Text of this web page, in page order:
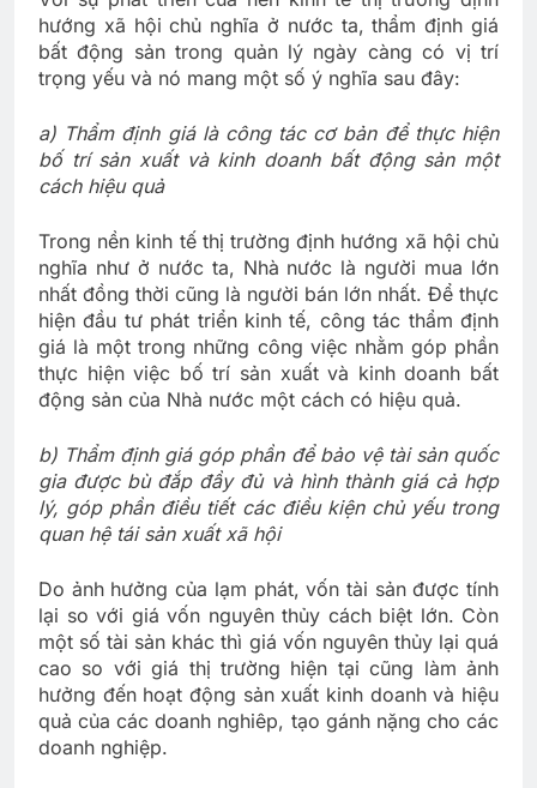
hướng xã hội chủ nghĩa ở nước ta, thẩm định giá
bất động sản trong quản lý ngày càng có vị trí
trọng yếu và nó mang một số ý nghĩa sau đây:
a) Thẩm định giá là công tác cơ bản để thực hiện
bố trí sản xuất và kinh doanh bất động sản một
cách hiệu quả
Trong nền kinh tế thị trường định hướng xã hội chủ
nghĩa như ở nước ta, Nhà nước là người mua lớn
nhất đồng thời cũng là người bán lớn nhất. Để thực
hiện đầu tư phát triển kinh tế, công tác thẩm định
giá là một trong những công việc nhằm góp phần
thực hiện việc bố trí sản xuất và kinh doanh bất
động sản của Nhà nước một cách có hiệu quả.
b) Thẩm định giá góp phần để bảo vệ tài sản quốc
gia được bù đắp đầy đủ và hình thành giá cả hợp
lý, góp phần điều tiết các điều kiện chủ yếu trong
quan hệ tái sản xuất xã hội
Do ảnh hưởng của lạm phát, vốn tài sản được tính
lại so với giá vốn nguyên thủy cách biệt lớn. Còn
một số tài sản khác thì giá vốn nguyên thủy lại quá
cao so với giá thị trường hiện tại cũng làm ảnh
hưởng đến hoạt động sản xuất kinh doanh và hiệu
quả của các doanh nghiêp, tạo gánh nặng cho các
doanh nghiệp.